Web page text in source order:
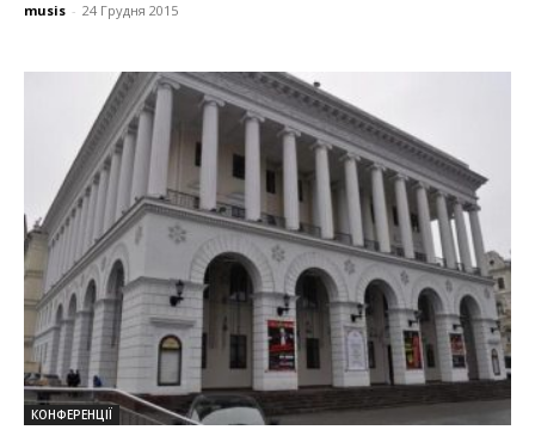
musis - 24 Грудня 2015
КОНФЕРЕНЦІЇ